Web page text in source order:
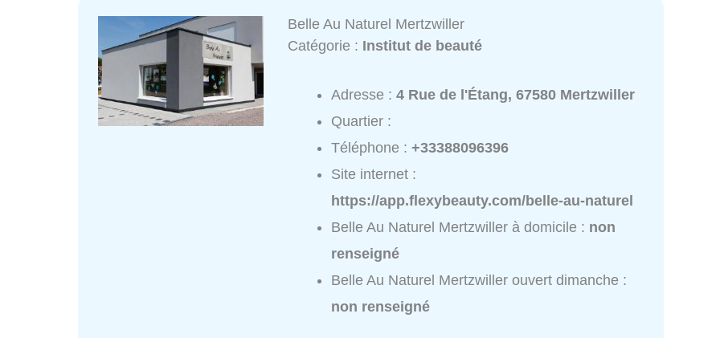
Belle Au Naturel Mertzwiller
Catégorie : Institut de beauté
Adresse :4 Rue de l'Étang, 67580 Mertzwiller
Quartier :
Téléphone :+33388096396
Site internet :
https://app.flexybeauty.com/belle-au-naturel
Belle Au Naturel Mertzwiller à domicile : non
renseigné
Belle Au Naturel Mertzwiller ouvert dimanche :
non renseigné